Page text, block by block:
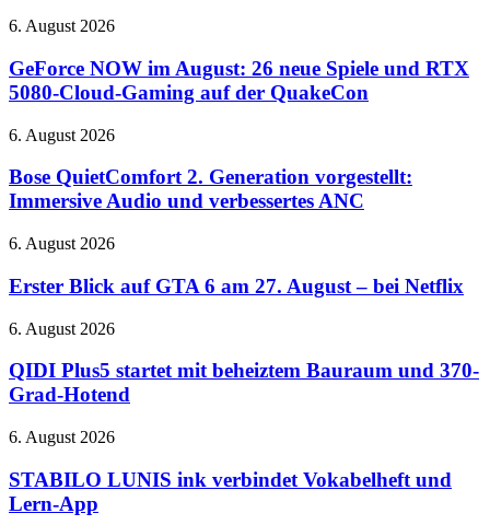
GeForce
im
August:
26
Spiele
RTX
5080-
Gaming
der
QuakeCon
6. August 2026
GeForce NOW im August: 26 neue Spiele und RTX
5080-Cloud-Gaming auf der QuakeCon
Bose
2.
Generation
vorgestellt:
Audio
verbessertes
6. August 2026
Bose QuietComfort 2. Generation vorgestellt:
Immersive Audio und verbessertes ANC
Erster
auf
GTA
6
am
27.
August
–
Netflix
6. August 2026
Erster Blick auf GTA 6 am 27. August – bei Netflix
QIDI
startet
mit
beheiztem
und
Grad-
Hotend
6. August 2026
QIDI Plus5 startet mit beheiztem Bauraum und 370-
Grad-Hotend
STABILO
ink
verbindet
Vokabelheft
6. August 2026
STABILO LUNIS ink verbindet Vokabelheft und
Lern-App